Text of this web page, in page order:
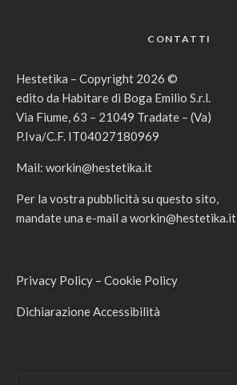
CONTATTI
Hestetika – Copyright 2026 ©
edito da Habitare di Boga Emilio S.r.l.
Via Fiume, 63 – 21049 Tradate – (Va)
P.Iva/C.F. IT04027180969
Mail: workin@hestetika.it
Per la vostra pubblicità su questo sito,
mandate una e-mail a workin@hestetika.it
Privacy Policy – Cookie Policy
Dichiarazione Accessibilità